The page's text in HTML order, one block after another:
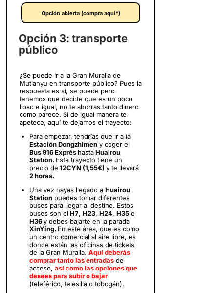
Opción abierta (compra aquí*)
Opción 3: transporte
público
¿Se puede ir a la Gran Muralla de
Mutianyu en transporte público? Pues la
respuesta es sí, se puede pero
tenemos que decirte que es un poco
lioso e igual, no te ahorras tanto dinero
como parece. Si de igual manera te
apetece, aquí te dejamos el trayecto:
Para empezar, tendrías que ir a la
Estación Dongzhimen y coger el
Bus 916 Exprés hastaHuairou
Station. Este trayecto tiene un
precio de 12CYN (1,55€) y te llevará
2 horas.
Una vez hayas llegado a Huairou
Station puedes tomar diferentes
buses para llegar al destino. Estos
buses son elH7, H23, H24, H35 o
H36y debes bajarte en la parada
XinYing. En este área, que es como
un centro comercial al aire libre, es
donde están las oficinas de tickets
de la Gran Muralla. Aquí deberás
comprar tanto las entradas de
acceso, así como las opciones que
desees para subir o bajar
(teleférico, telesilla o tobogán).